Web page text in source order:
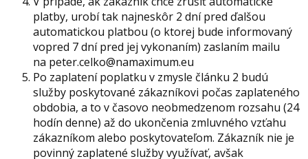
platby, urobí tak najneskôr 2 dní pred ďalšou
automatickou platbou (o ktorej bude informovaný
vopred 7 dní pred jej vykonaním) zaslaním mailu
na peter.celko@namaximum.eu
Po zaplatení poplatku v zmysle článku 2 budú
služby poskytované zákazníkovi počas zaplateného
obdobia, a to v časovo neobmedzenom rozsahu (24
hodín denne) až do ukončenia zmluvného vzťahu
zákazníkom alebo poskytovateľom. Zákazník nie je
povinný zaplatené služby využívať, avšak